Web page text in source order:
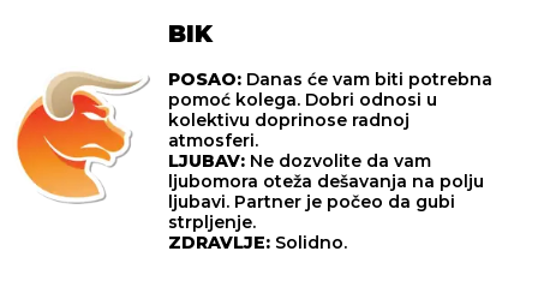
BIK
POSAO: Danas će vam biti potrebna
pomoć kolega. Dobri odnosi u
kolektivu doprinose radnoj
atmosferi.
LJUBAV: Ne dozvolite da vam
ljubomora oteža dešavanja na polju
ljubavi. Partner je počeo da gubi
strpljenje.
ZDRAVLJE: Solidno.